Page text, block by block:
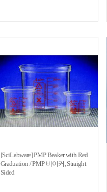
[SciLabware] PMP Beaker with Red
Graduation / PMP 비이커, Straight
Sided